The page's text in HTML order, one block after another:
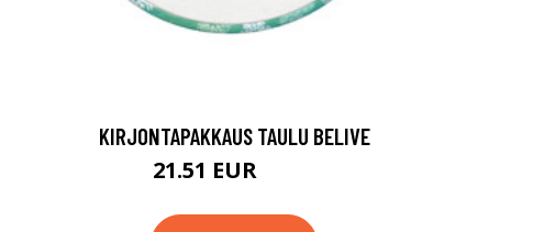
KIRJONTAPAKKAUS TAULU BELIVE
21.51 EUR